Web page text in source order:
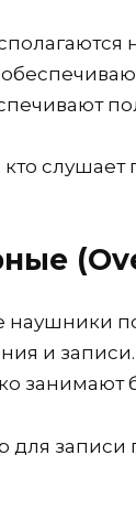
кто
и
занимают
записи